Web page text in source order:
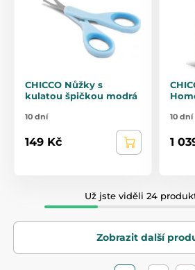
CHICCO Nůžky s
kulatou špičkou modrá
10 dní
149 Kč
10 dní
1
Už jste viděli 24
Zobrazit další